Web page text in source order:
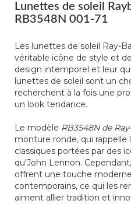
Lunettes de soleil
RB3548N 001-71
Les lunettes de soleil Ray-
véritable icône de style et
design intemporel et leur
lunettes de soleil sont un
recherchent à la fois une
un look tendance.
Le modèle RB3548N de
monture ronde, qui rappelle
classiques portées par des
qu'John Lennon.
offrent une touche
contemporains, ce qui les
aiment allier tradition et